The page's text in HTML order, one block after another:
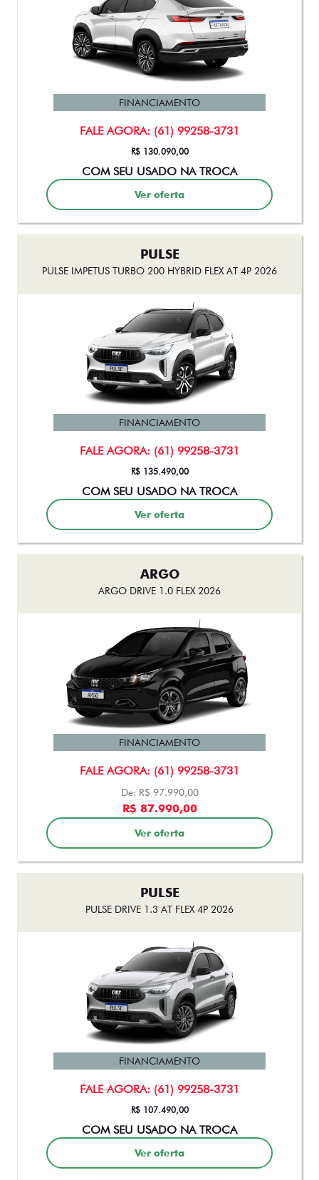
FALE AGORA: (61) 99258-3731
FINANCIAMENTO
R$ 130.090,00
COM SEU USADO NA TROCA
Ver oferta
PULSE
PULSE IMPETUS TURBO 200 HYBRID FLEX AT 4P 2026
FALE AGORA: (61) 99258-3731
FINANCIAMENTO
R$ 135.490,00
COM SEU USADO NA TROCA
Ver oferta
ARGO
ARGO DRIVE 1.0 FLEX 2026
FALE AGORA: (61) 99258-3731
FINANCIAMENTO
De: R$ 97.990,00
R$ 87.990,00
Ver oferta
PULSE
PULSE DRIVE 1.3 AT FLEX 4P 2026
FALE AGORA: (61) 99258-3731
FINANCIAMENTO
R$ 107.490,00
COM SEU USADO NA TROCA
Ver oferta